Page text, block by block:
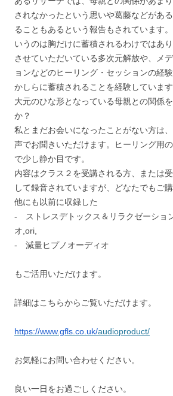
されなかったという思いや葛藤などがあ
る こともあるという報告もされています。
いうのは胸だけに蓄積されるわけではあ
させていただいている多次元解放や、
メ
ョンなどのヒーリング・ セッションの経験
かしらに蓄積されることを経験しています
大元のひな形となっている母親との関係
か？
私とまだお会いになったことがない方は、
声でお聞きいただけます。
ヒーリング用
で少し静か目です。
内容はクラス２を受講される方、
または
して録音されていますが、
どなたでもご
他にも以前に収録した
- ストレスデトックス＆リラクゼーショ
オ, ori,
- 減量ヒプノオーディオ
もご活用いただけます。
詳細はこちらからご覧いただけます。
https://www.gfls.co.uk/audioproduct/
お気軽にお問い合わせください。
良い一日をお過ごしください。